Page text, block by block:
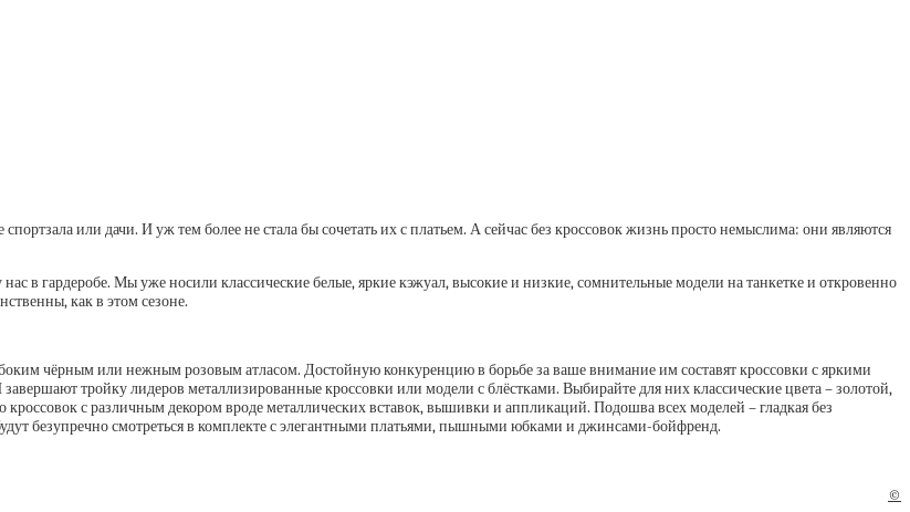
или дачи. И уж тем более не стала бы сочетать их с платьем. А сейчас без кроссовок жизнь просто немыслима: они являются
в гардеробе. Мы уже носили классические белые, яркие кэжуал, высокие и низкие, сомнительные модели на танкетке и откровенно
как в этом сезоне.
чёрным или нежным розовым атласом. Достойную конкуренцию в борьбе за ваше внимание им составят кроссовки с яркими
тройку лидеров металлизированные кроссовки или модели с блёстками. Выбирайте для них классические цвета – золотой,
с различным декором вроде металлических вставок, вышивки и аппликаций. Подошва всех моделей – гладкая без
безупречно смотреться в комплекте с элегантными платьями, пышными юбками и джинсами-бойфренд.
©